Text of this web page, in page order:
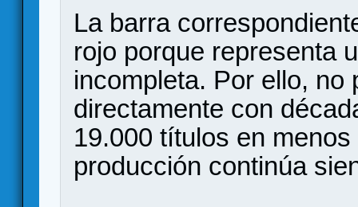
La barra
rojo porque representa
incompleta. Por ello, no
directamente con
19.000 títulos en
producción continúa